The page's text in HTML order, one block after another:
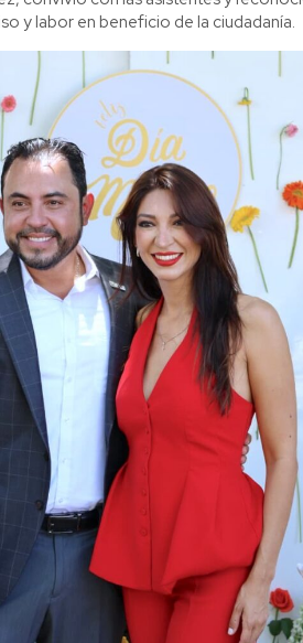
y labor en beneficio de la ciudadanía.